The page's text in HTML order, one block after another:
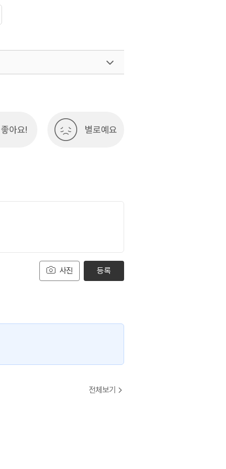
좋아요! 별로예요
사진 등록
전체보기